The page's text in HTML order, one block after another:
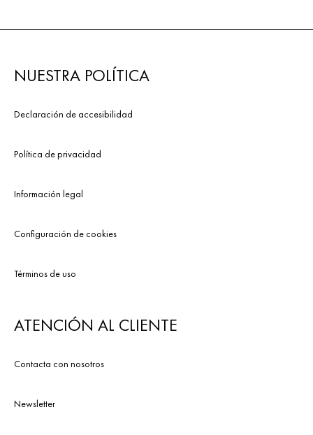
NUESTRA POLÍTICA
Declaración de accesibilidad
Política de privacidad
Información legal
Configuración de cookies
Términos de uso
ATENCIÓN AL CLIENTE
Contacta con nosotros
Newsletter